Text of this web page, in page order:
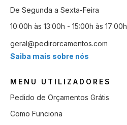
De Segunda a Sexta-Feira
10:00h às 13:00h - 15:00h às 17:00h
geral@pedirorcamentos.com
Saiba mais sobre nós
MENU UTILIZADORES
Pedido de Orçamentos Grátis
Como Funciona